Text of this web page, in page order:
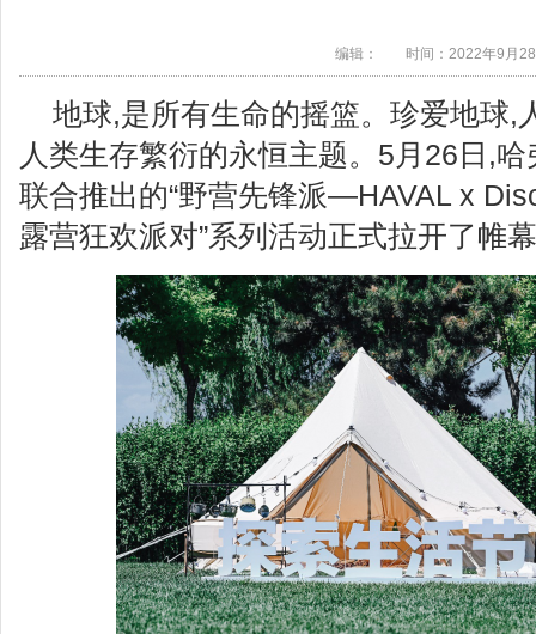
编辑： 时间：2022年9月
地球,是所有生命的摇篮。珍爱地球,
人类生存繁衍的永恒主题。5月26日,
联合推出的“野营先锋派—HAVAL x
露营狂欢派对”系列活动正式拉开了帷